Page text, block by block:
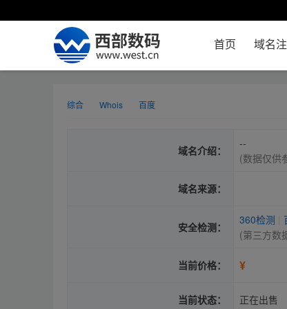
首页 域名
综合 Whois 百度
域名介绍：
--
(数据仅供
域名来源：
安全检测：
360检测
(第三方数
当前价格： ¥
当前状态： 正在出售